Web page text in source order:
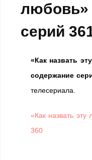
любовь»
серий
«Как назвать
содержание
телесериала.
«Как назвать
360